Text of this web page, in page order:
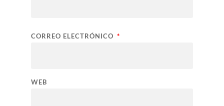
CORREO ELECTRÓNICO *
WEB